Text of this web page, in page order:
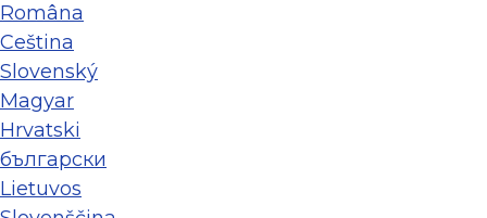
Româna
Ceština
Slovenský
Magyar
Hrvatski
български
Lietuvos